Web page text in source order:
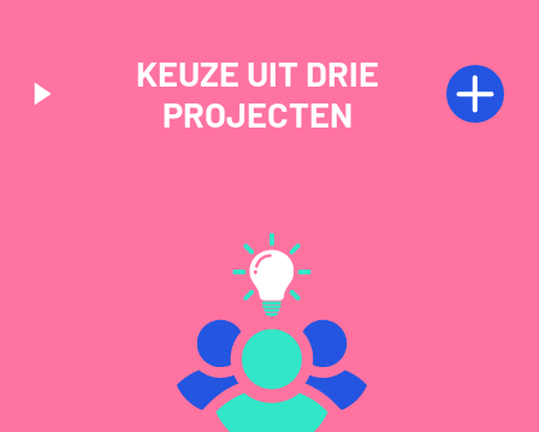
KEUZE UIT DRIE
PROJECTEN